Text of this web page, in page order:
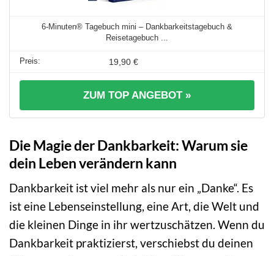
6-Minuten® Tagebuch mini – Dankbarkeitstagebuch &
Reisetagebuch ...
19,90 €
ZUM TOP ANGEBOT »
Die Magie der Dankbarkeit: Warum sie
dein Leben verändern kann
Dankbarkeit ist viel mehr als nur ein „Danke“. Es
ist eine Lebenseinstellung, eine Art, die Welt und
die kleinen Dinge in ihr wertzuschätzen. Wenn du
Dankbarkeit praktizierst, verschiebst du deinen